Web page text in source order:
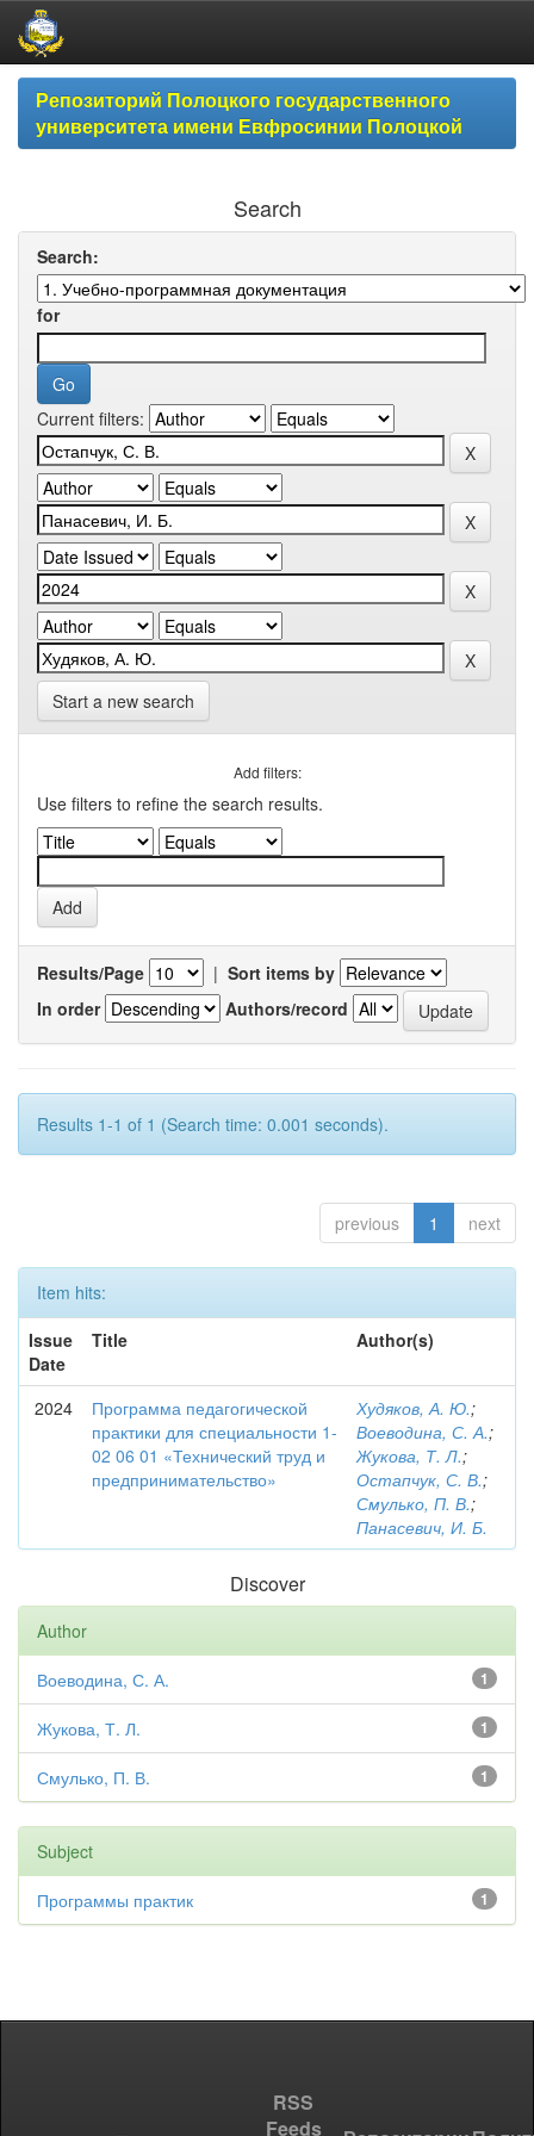
Skip
navigationРепозиторий Полоцкого государственного
университета имени Евфросинии Полоцкой
Search
Search:
for
Current filters:
Start a new search
Add filters:
Use filters to refine the search results.
Results/Page | Sort items by
In order
Authors/record
Results 1-1 of 1 (Search time: 0.001 seconds).
previous 1 next
Item hits:
Issue
Date
Title Author(s)
2024
Программа педагогической
практики для специальности 1-
02 06 01 «Технический труд и
предпринимательство»
Худяков, А. Ю.;
Воеводина, С. А.;
Жукова, Т. Л.;
Остапчук, С. В.;
Смулько, П. В.;
Панасевич, И. Б.
Discover
Author
1
Воеводина, С. А.
1
Жукова, Т. Л.
1
Смулько, П. В.
Subject
1
Программы практик
RSS
Feeds